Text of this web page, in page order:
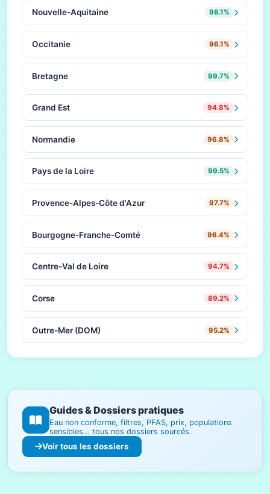
Nouvelle-Aquitaine 98.1%
Occitanie 96.1%
Bretagne 99.7%
Grand Est 94.8%
Normandie 96.8%
Pays de la Loire 99.5%
Provence-Alpes-Côte d'Azur 97.7%
Bourgogne-Franche-Comté 96.4%
Centre-Val de Loire 94.7%
Corse 89.2%
Outre-Mer (DOM) 95.2%
Guides & Dossiers pratiques
Eau non conforme, filtres, PFAS, prix, populations
sensibles… tous nos dossiers sourcés.
Voir tous les dossiers